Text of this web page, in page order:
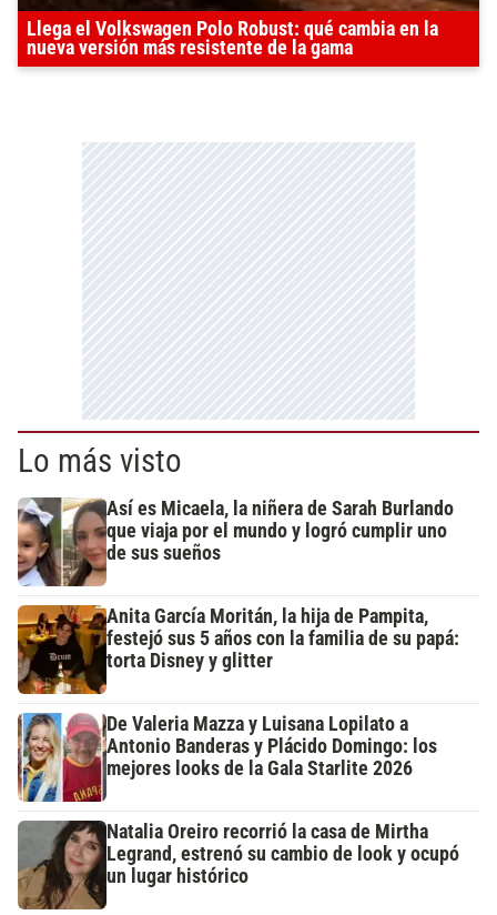
Llega el Volkswagen Polo Robust: qué cambia en la
nueva versión más resistente de la gama
Lo más visto
Así es Micaela, la niñera de Sarah Burlando
que viaja por el mundo y logró cumplir uno
de sus sueños
Anita García Moritán, la hija de Pampita,
festejó sus 5 años con la familia de su papá:
torta Disney y glitter
De Valeria Mazza y Luisana Lopilato a
Antonio Banderas y Plácido Domingo: los
mejores looks de la Gala Starlite 2026
Natalia Oreiro recorrió la casa de Mirtha
Legrand, estrenó su cambio de look y ocupó
un lugar histórico